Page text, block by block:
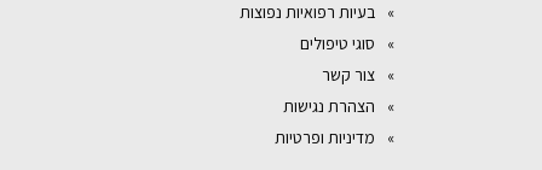
בעיות רפואיות נפוצות
סוגי טיפולים
צור קשר
הצהרת נגישות
מדיניות ופרטיות